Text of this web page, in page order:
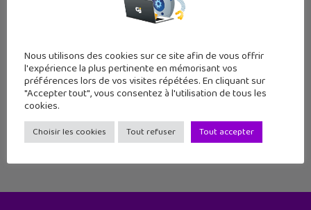
107 108
115 116
118 119 120 121 122 123 124
Nous utilisons des cookies sur ce site afin de vous offrir
l'expérience la plus pertinente en mémorisant vos
préférences lors de vos visites répétées. En cliquant sur
"Accepter tout", vous consentez à l'utilisation de tous les
cookies.
Choisir les cookies Tout refuser Tout accepter